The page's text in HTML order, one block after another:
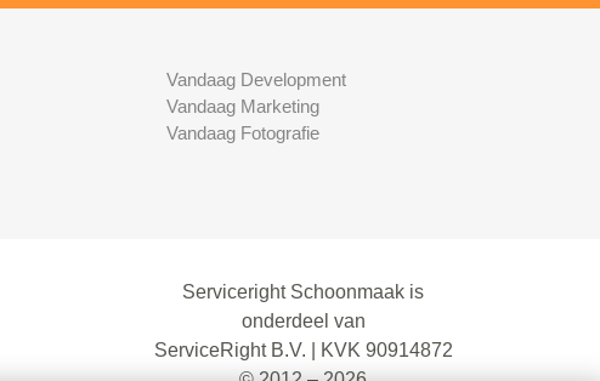
Vandaag Development
Vandaag Marketing
Vandaag Fotografie
Serviceright Schoonmaak is
onderdeel van
ServiceRight B.V. | KVK 90914872